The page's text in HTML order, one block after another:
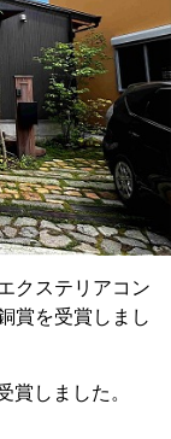
クステリアコン
賞を受賞しまし
賞しました。